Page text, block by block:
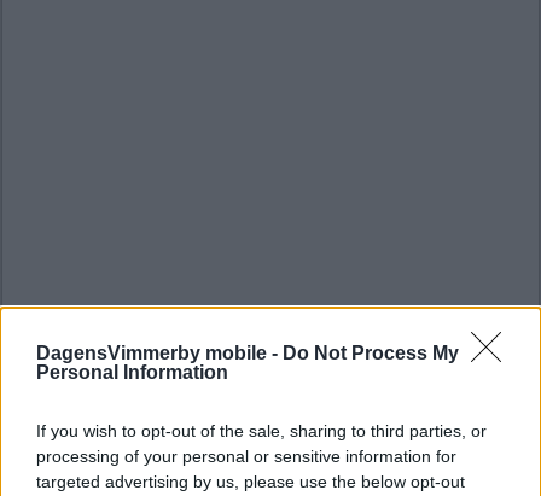
DagensVimmerby mobile - Do Not Process My
Personal Information
If you wish to opt-out of the sale, sharing to third parties, or
processing of your personal or sensitive information for
targeted advertising by us, please use the below opt-out